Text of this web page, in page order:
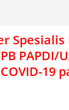
PAPDI/
19